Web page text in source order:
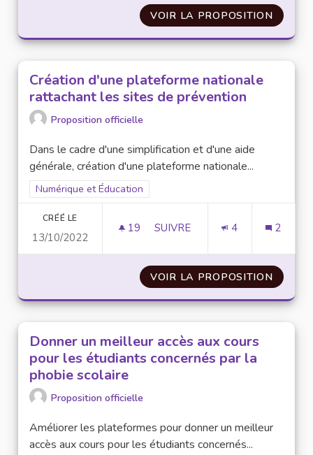
VOIR LA PROPOSITION
Création d'une plateforme nationale
rattachant les sites de prévention
Proposition officielle
Dans le cadre d'une simplification et d'une aide
générale, création d'une plateforme nationale...
Filtrer les résultats pour le secteur : Numérique et Éducation
Numérique et Éducation
CRÉÉ LE
13/10/2022
19 19 ABONNÉS
SUIVRE 4 2
VOIR LA PROPOSITION
Donner un meilleur accès aux cours
pour les étudiants concernés par la
phobie scolaire
Proposition officielle
Améliorer les plateformes pour donner un meilleur
accès aux cours pour les étudiants concernés...